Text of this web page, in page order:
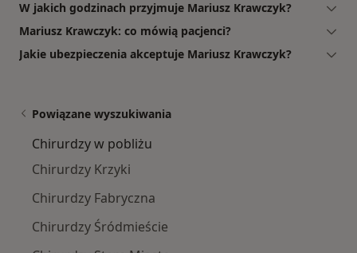
W jakich godzinach przyjmuje Mariusz Krawczyk?
Mariusz Krawczyk: co mówią pacjenci?
Jakie ubezpieczenia akceptuje Mariusz Krawczyk?
Powiązane wyszukiwania
Chirurdzy w pobliżu
Chirurdzy Krzyki
Chirurdzy Fabryczna
Chirurdzy Śródmieście